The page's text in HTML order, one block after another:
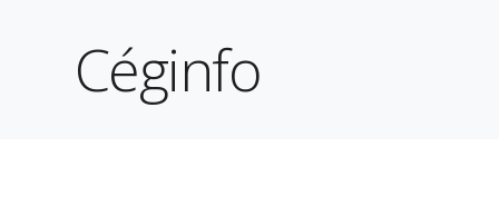
Céginfo